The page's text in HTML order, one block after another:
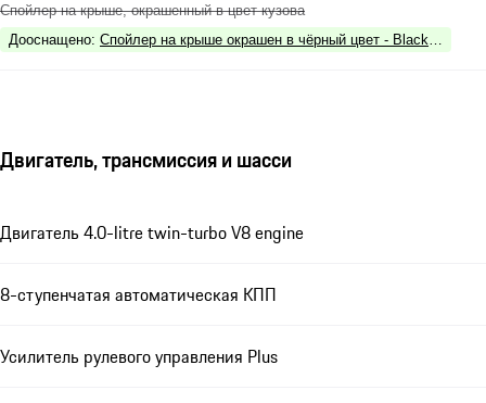
Спойлер на крыше, окрашенный в цвет кузова
Дооснащено: Спойлер на крыше окрашен в чёрный цвет - Black (high-
Двигатель, трансмиссия и шасси
Двигатель 4.0-litre twin-turbo V8 engine
8-ступенчатая автоматическая КПП
Усилитель рулевого управления Plus